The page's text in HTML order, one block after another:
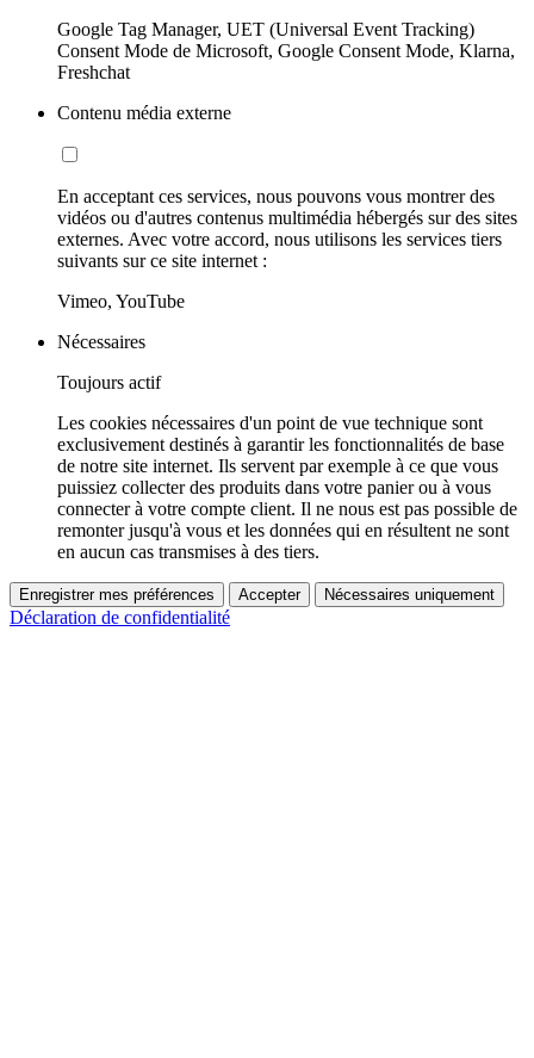
Google Tag Manager, UET (Universal Event Tracking)
Consent Mode de Microsoft, Google Consent Mode, Klarna,
Freshchat
Contenu média externe
En acceptant ces services, nous pouvons vous montrer des
vidéos ou d'autres contenus multimédia hébergés sur des sites
externes. Avec votre accord, nous utilisons les services tiers
suivants sur ce site internet :
Vimeo, YouTube
Nécessaires
Toujours actif
Les cookies nécessaires d'un point de vue technique sont
exclusivement destinés à garantir les fonctionnalités de base
de notre site internet. Ils servent par exemple à ce que vous
puissiez collecter des produits dans votre panier ou à vous
connecter à votre compte client. Il ne nous est pas possible de
remonter jusqu'à vous et les données qui en résultent ne sont
en aucun cas transmises à des tiers.
Enregistrer mes préférences Accepter Nécessaires uniquement
Déclaration de confidentialité